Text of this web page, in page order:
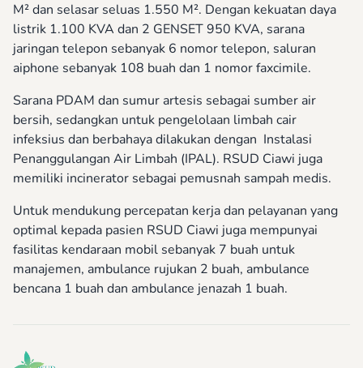
M² dan selasar seluas 1.550 M². Dengan kekuatan daya
listrik 1.100 KVA dan 2 GENSET 950 KVA, sarana
jaringan telepon sebanyak 6 nomor telepon, saluran
aiphone sebanyak 108 buah dan 1 nomor faxcimile.
Sarana PDAM dan sumur artesis sebagai sumber air
bersih, sedangkan untuk pengelolaan limbah cair
infeksius dan berbahaya dilakukan dengan Instalasi
Penanggulangan Air Limbah (IPAL). RSUD Ciawi juga
memiliki incinerator sebagai pemusnah sampah medis.
Untuk mendukung percepatan kerja dan pelayanan yang
optimal kepada pasien RSUD Ciawi juga mempunyai
fasilitas kendaraan mobil sebanyak 7 buah untuk
manajemen, ambulance rujukan 2 buah, ambulance
bencana 1 buah dan ambulance jenazah 1 buah.